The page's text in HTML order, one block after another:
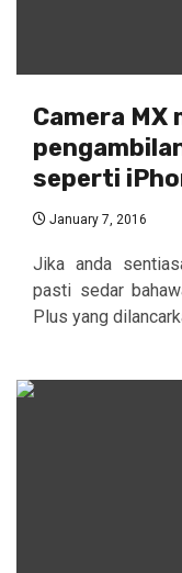
Camera MX
seperti
January 7, 2016
Jika anda
pasti sedar
Plus yang